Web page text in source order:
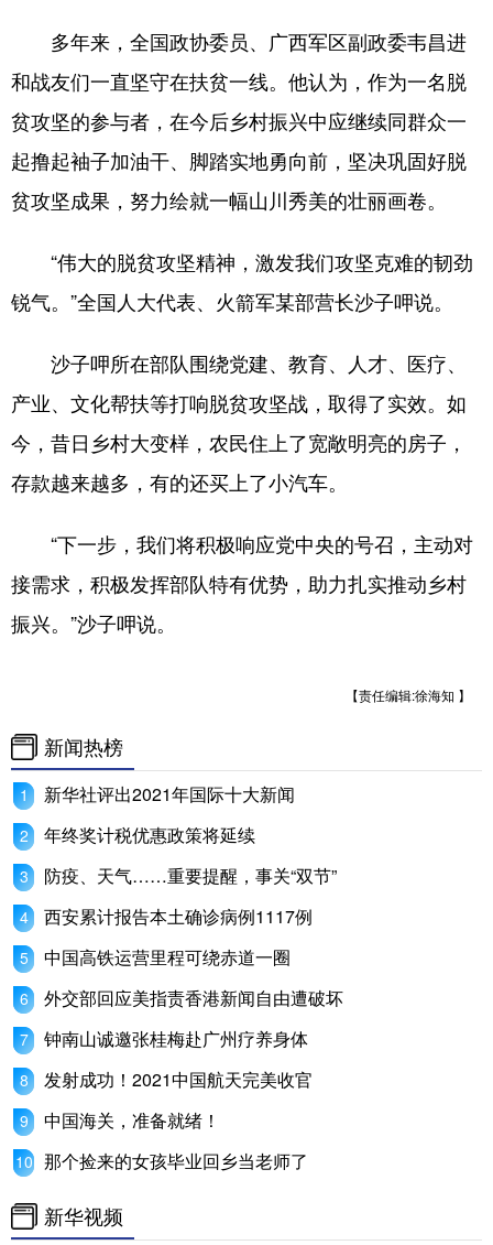
多年来，全国政协委员、广西军区副政委韦昌进
和战友们一直坚守在扶贫一线。他认为，作为一名脱
贫攻坚的参与者，在今后乡村振兴中应继续同群众一
起撸起袖子加油干、脚踏实地勇向前，坚决巩固好脱
贫攻坚成果，努力绘就一幅山川秀美的壮丽画卷。
“伟大的脱贫攻坚精神，激发我们攻坚克难的韧劲
锐气。”全国人大代表、火箭军某部营长沙子呷说。
沙子呷所在部队围绕党建、教育、人才、医疗、
产业、文化帮扶等打响脱贫攻坚战，取得了实效。如
今，昔日乡村大变样，农民住上了宽敞明亮的房子，
存款越来越多，有的还买上了小汽车。
“下一步，我们将积极响应党中央的号召，主动对
接需求，积极发挥部队特有优势，助力扎实推动乡村
振兴。”沙子呷说。
【责任编辑:徐海知 】
新闻热榜
新华社评出2021年国际十大新闻
年终奖计税优惠政策将延续
防疫、天气……重要提醒，事关“双节”
西安累计报告本土确诊病例1117例
中国高铁运营里程可绕赤道一圈
外交部回应美指责香港新闻自由遭破坏
钟南山诚邀张桂梅赴广州疗养身体
发射成功！2021中国航天完美收官
中国海关，准备就绪！
那个捡来的女孩毕业回乡当老师了
新华视频